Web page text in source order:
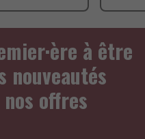
à être
nouveautés
offres